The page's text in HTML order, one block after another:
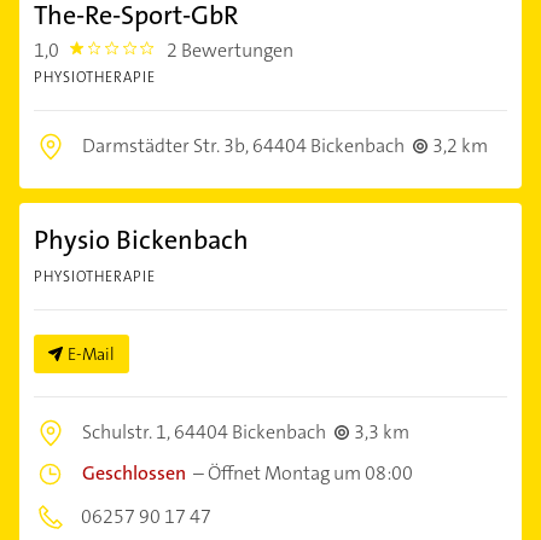
The-Re-Sport-GbR
1,0 1.0 2 Bewertungen
PHYSIOTHERAPIE
Darmstädter Str. 3b,64404 Bickenbach 3,2 km
Physio Bickenbach
PHYSIOTHERAPIE
E-Mail
Schulstr. 1,64404 Bickenbach
3,3 km
Geschlossen –Öffnet Montag um 08:00
06257 90 17 47